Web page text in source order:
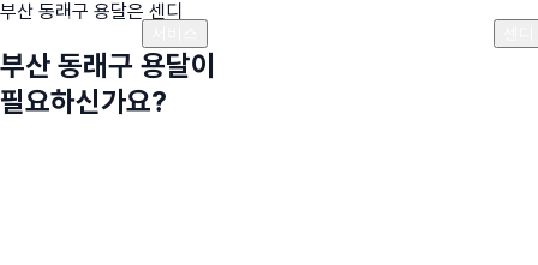
부산 동래구 용달은 센디
부산 동래구 용달이
필요하신가요?